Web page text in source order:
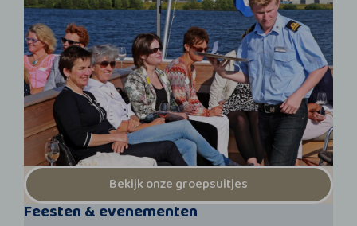
Bekijk onze groepsuitjes
Feesten & evenementen